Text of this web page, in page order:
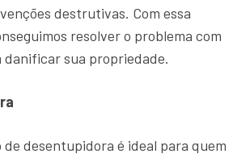
destrutivas. Com essa
resolver o problema com
danificar sua propriedade.
de desentupidora é ideal para quem